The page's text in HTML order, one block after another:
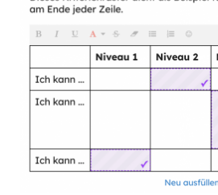
Material verteilen
Abschnitt Aktuelles
Sichtbarkeit einstellen
Arbeitsstand
Aufgaben von Schüler/innen